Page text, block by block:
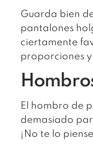
Guarda bien
pantalones
ciertamente
proporciones
El hombro de
demasiado
¡No te lo